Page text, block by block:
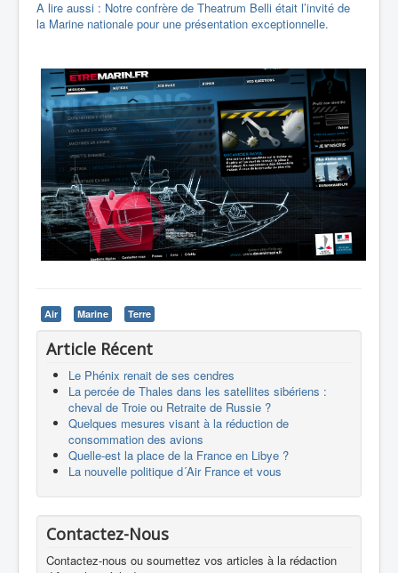
A lire aussi : Notre confrère de Theatrum Belli était l’invité de
la Marine nationale pour une présentation exceptionnelle.
Air Marine Terre
Article Récent
Le Phénix renait de ses cendres
La percée de Thales dans les satellites sibériens :
cheval de Troie ou Retraite de Russie ?
Quelques mesures visant à la réduction de
consommation des avions
Quelle-est la place de la France en Libye ?
La nouvelle politique d´Air France et vous
Contactez-Nous
Contactez-nous ou soumettez vos articles à la rédaction